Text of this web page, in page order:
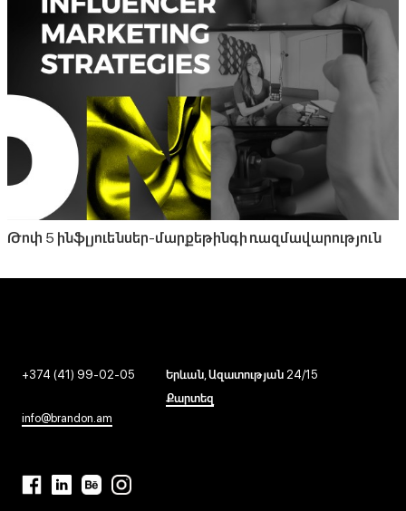
Թոփ 5 ինֆլյուենսեր-մարքեթինգի ռազմավարություն
+374 (41) 99-02-05
info@brandon.am
Երևան, Ազատության 24/15
Քարտեզ